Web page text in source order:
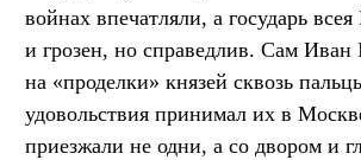
войнах впечатляли, а государь
и грозен, но справедлив. Сам Иван
на «проделки» князей сквозь
удовольствия принимал их в
приезжали не одни, а со двором и